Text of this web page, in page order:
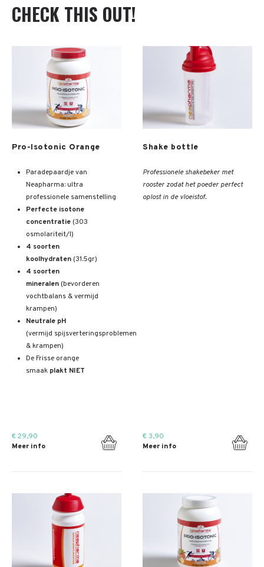
CHECK THIS OUT!
Pro-Isotonic Orange
Paradepaardje van
Neapharma: ultra
professionele samenstelling
Perfecte isotone
concentratie (303
osmolariteit/l)
4 soorten
koolhydraten (31.5gr)
4 soorten
mineralen (bevorderen
vochtbalans & vermijd
krampen)
Neutrale pH
(vermijd spijsverteringsproblemen
& krampen)
De Frisse orange
smaak plakt NIET
€ 29,90
Meer info
Shake bottle
Professionele shakebeker met
rooster zodat het poeder perfect
oplost in de vloeistof.
€ 3,90
Meer info